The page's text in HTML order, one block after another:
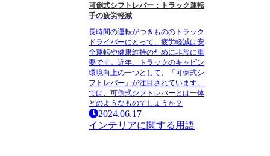
可倒式シフトレバー：トラック運転
手の疲労軽減
長時間の運転がつきもののトラック
ドライバーにとって、疲労軽減は安
全運転や健康維持のために非常に重
要です。近年、トラックのキャビン
環境向上の一つとして、「可倒式シ
フトレバー」が注目されています。
では、可倒式シフトレバーとは一体
どのようなものでしょうか？
2024.06.17
インテリアに関する用語